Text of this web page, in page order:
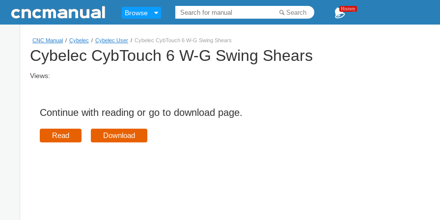
Browse Search History
CNC Manual / Cybelec / Cybelec User / Cybelec CybTouch 6 W-G Swing Shears
Cybelec CybTouch 6 W-G Swing Shears
Views:
Continue with reading or go to download page.
Read Download